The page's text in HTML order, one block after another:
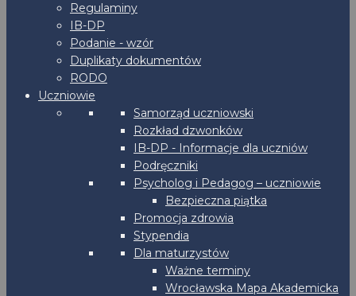
Regulaminy
IB-DP
Podanie - wzór
Duplikaty dokumentów
RODO
Uczniowie
Samorząd uczniowski
Rozkład dzwonków
IB-DP - Informacje dla uczniów
Podręczniki
Psycholog i Pedagog – uczniowie
Bezpieczna piątka
Promocja zdrowia
Stypendia
Dla maturzystów
Ważne terminy
Wrocławska Mapa Akademicka